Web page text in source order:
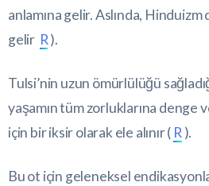
anlamına gelir. Aslında, Hinduizm
gelir R).
Tulsi’nin uzun ömürlülüğü
yaşamın tüm zorluklarına denge
için bir iksir olarak ele alınır ( R ).
Bu ot için geleneksel